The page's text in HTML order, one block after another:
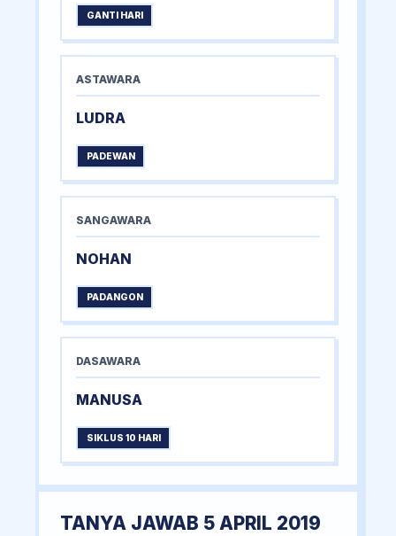
GANTI HARI
ASTAWARA
LUDRA
PADEWAN
SANGAWARA
NOHAN
PADANGON
DASAWARA
MANUSA
SIKLUS 10 HARI
TANYA JAWAB 5 APRIL 2019